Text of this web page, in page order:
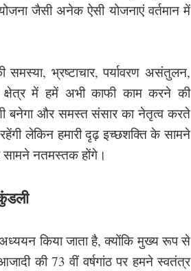
जैसी अनेक ऐसी योजनाएं वर्तमान में
भ्रष्टाचार, पर्यावरण असंतुलन,
क्षेत्र में हमें अभी काफी काम करने की
बनेगा और समस्त संसार का नेतृत्व करते
लेकिन हमारी दृढ़ इच्छशक्ति के सामने
नतमस्तक होंगे।
किया जाता है, क्योंकि मुख्य रूप से
की 73 वीं वर्षगांठ पर हमने स्वतंत्र